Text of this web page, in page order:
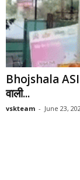
Bhojshala ASI
वाली...
vskteam - June 23,